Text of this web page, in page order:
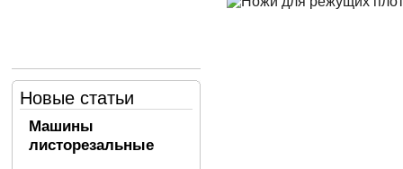
Новые статьи
Машины
листорезальные